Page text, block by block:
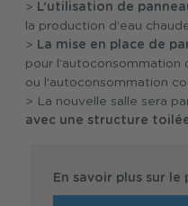
> L‘utilisation de
la production d‘eau
> La mise en place de
pour
ou l‘autoconsommation
> La nouvelle salle sera
avec une structure
En savoir plus sur le